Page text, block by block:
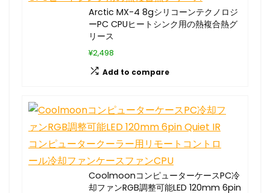
Arctic MX-4 8gシリコーンテクノロジ
ーPC CPUヒートシンク用の熱複合熱グ
リース
¥2,498
Add to compare
CoolmoonコンピューターケースPC冷
却ファンRGB調整可能LED 120mm 6pin